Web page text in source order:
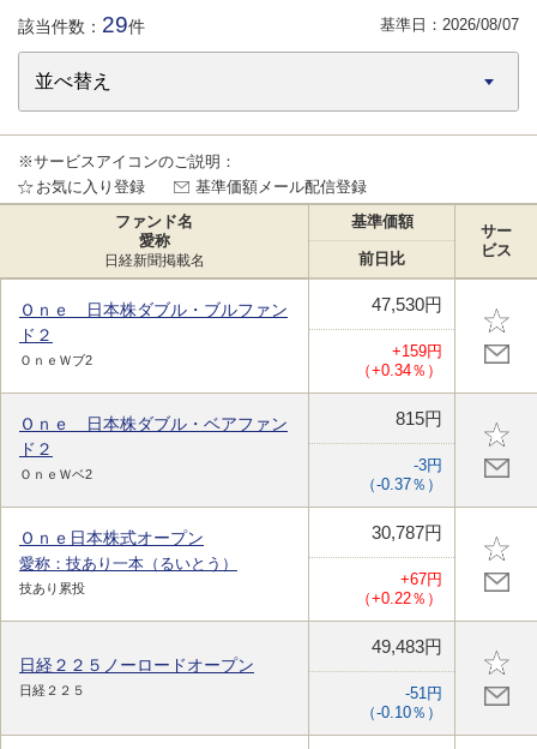
該当件数： 29件 基準日： 2026/08/07
※サービスアイコンのご説明：
お気に入り登録
基準価額メール配信登録
ファンド名
愛称
日経新聞掲載名
基準価額
サー
ビス
前日比
Ｏｎｅ 日本株ダブル・ブルファン
ド２
ＯｎｅＷブ2
47,530円
+159円
（+0.34％）
Ｏｎｅ 日本株ダブル・ベアファン
ド２
ＯｎｅＷベ2
815円
-3円
（-0.37％）
Ｏｎｅ日本株式オープン
愛称：技あり一本（るいとう）
技あり累投
30,787円
+67円
（+0.22％）
日経２２５ノーロードオープン
日経２２５
49,483円
-51円
（-0.10％）